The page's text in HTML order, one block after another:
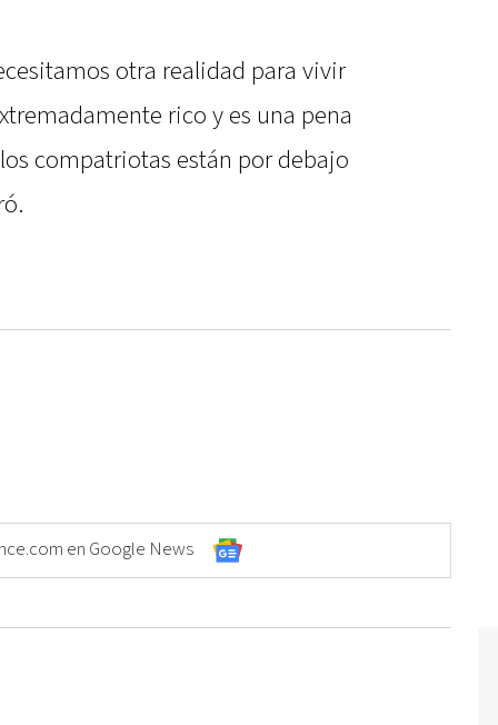
otra realidad para vivir
rico y es una pena
compatriotas están por debajo
en Google News